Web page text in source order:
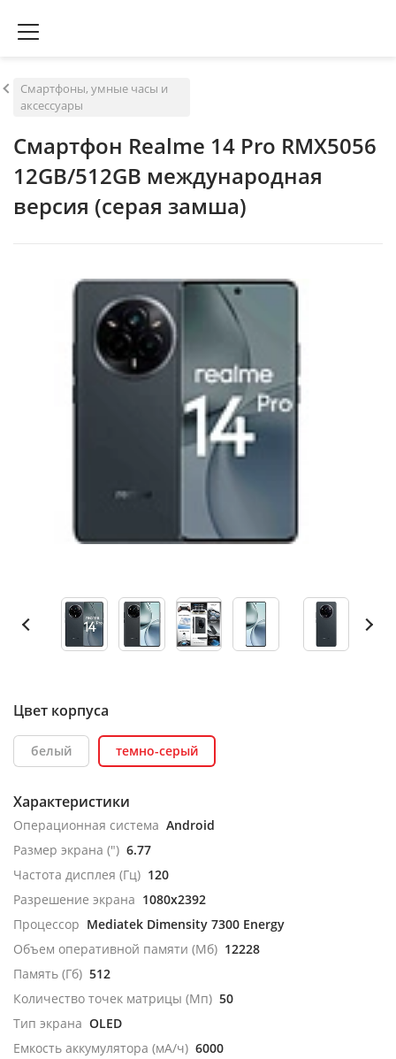
Смартфоны, умные часы и
аксессуары
Смартфон Realme 14 Pro RMX5056
12GB/512GB международная
версия (серая замша)
Цвет корпуса
белый темно-серый
Характеристики
Операционная система Android
Размер экрана (") 6.77
Частота дисплея (Гц) 120
Разрешение экрана 1080x2392
Процессор Mediatek Dimensity 7300 Energy
Объем оперативной памяти (Мб) 12228
Память (Гб) 512
Количество точек матрицы (Мп) 50
Тип экрана OLED
Емкость аккумулятора (мА/ч) 6000